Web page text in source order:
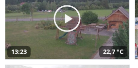
13:23 22,7 °C